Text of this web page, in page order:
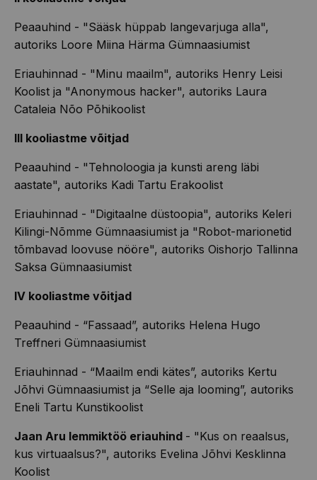
Peaauhind - "Sääsk hüppab langevarjuga alla",
autoriks Loore Miina Härma Gümnaasiumist
Eriauhinnad - "Minu maailm", autoriks Henry Leisi
Koolist ja "Anonymous hacker", autoriks Laura
Cataleia Nõo Põhikoolist
III kooliastme võitjad
Peaauhind - "Tehnoloogia ja kunsti areng läbi
aastate", autoriks Kadi Tartu Erakoolist
Eriauhinnad - "Digitaalne düstoopia", autoriks Keleri
Kilingi-Nõmme Gümnaasiumist ja "Robot-marionetid
tõmbavad loovuse nööre", autoriks Oishorjo Tallinna
Saksa Gümnaasiumist
IV kooliastme võitjad
Peaauhind - “Fassaad”, autoriks Helena Hugo
Treffneri Gümnaasiumist
Eriauhinnad - “Maailm endi kätes”, autoriks Kertu
Jõhvi Gümnaasiumist ja “Selle aja looming”, autoriks
Eneli Tartu Kunstikoolist
Jaan Aru lemmiktöö eriauhind - "Kus on reaalsus,
kus virtuaalsus?", autoriks Evelina Jõhvi Kesklinna
Koolist